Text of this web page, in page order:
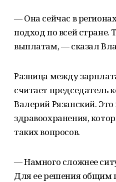
— Она сейчас в
подход по всей
выплатам, — сказал
Разница между
считает председатель
Валерий Рязанский.
здравоохранения,
таких вопросов.
— Намного сложнее
Для ее решения общим